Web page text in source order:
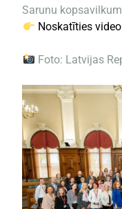
Sarunu
Noskatīties video
Foto: Latvijas